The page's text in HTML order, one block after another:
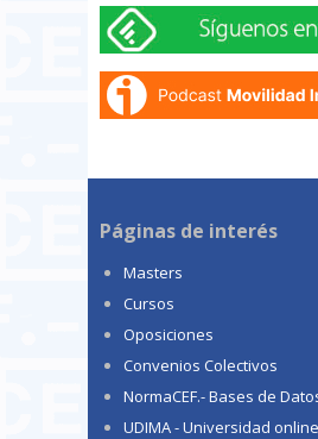
Páginas de interés
Masters
Cursos
Oposiciones
Convenios Colectivos
NormaCEF.- Bases de
UDIMA - Universidad online